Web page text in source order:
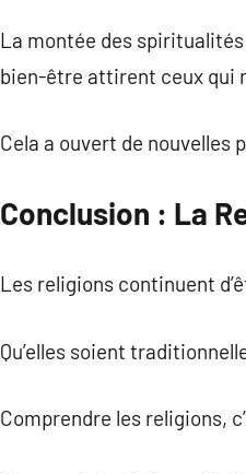
La montée des
bien-être attirent ceux qui
Cela a ouvert de nouvelles
Conclusion : La
Les religions continuent
Qu’elles soient
Comprendre les religions,